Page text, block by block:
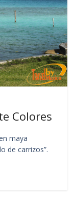
Colores
maya
de carrizos”.